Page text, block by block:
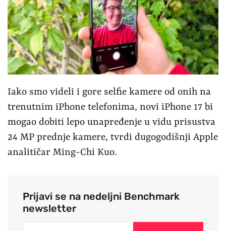
Iako smo videli i gore selfie kamere od onih na
trenutnim iPhone telefonima, novi iPhone 17 bi
mogao dobiti lepo unapređenje u vidu prisustva
24 MP prednje kamere, tvrdi dugogodišnji Apple
analitičar Ming-Chi Kuo.
Prijavi se na nedeljni Benchmark
newsletter